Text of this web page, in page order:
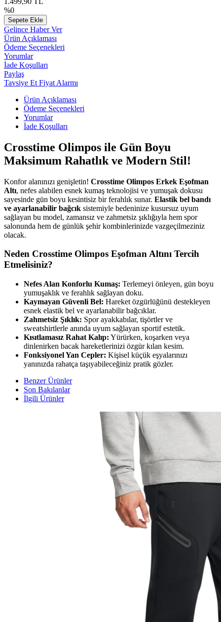
%0
Sepete Ekle
Gelince Haber Ver
Ürün Açıklaması
Ödeme Seçenekleri
Yorumlar
İade Koşulları
Paylaş
Tavsiye Et Fiyat Alarmı
Ürün Açıklaması
Ödeme Seçenekleri
Yorumlar
İade Koşulları
Crosstime Olimpos ile Gün Boyu
Maksimum Rahatlık ve Modern Stil!
Konfor alanınızı genişletin! Crosstime Olimpos Erkek Eşofman
Altı, nefes alabilen esnek kumaş teknolojisi ve yumuşak dokusu
sayesinde gün boyu kesintisiz bir ferahlık sunar. Elastik bel bandı
ve ayarlanabilir bağcık sistemiyle bedeninize kusursuz uyum
sağlayan bu model, zamansız ve zahmetsiz şıklığıyla hem spor
salonunda hem de günlük şehir kombinlerinizde vazgeçilmeziniz
olacak.
Neden Crosstime Olimpos Eşofman Altını Tercih
Etmelisiniz?
Nefes Alan Konforlu Kumaş: Terlemeyi önleyen, gün boyu
yumuşaklık ve ferahlık sağlayan doku.
Kaymayan Güvenli Bel: Hareket özgürlüğünü destekleyen
esnek elastik bel ve ayarlanabilir bağcıklar.
Zahmetsiz Şıklık: Spor ayakkabılar, tişörtler ve
sweatshirtlerle anında uyum sağlayan sportif estetik.
Kısıtlamasız Rahat Kalıp: Yürürken, koşarken veya
dinlenirken bacak hareketlerinizi özgür kılan kesim.
Fonksiyonel Yan Cepler: Kişisel küçük eşyalarınızı
yanınızda rahatça taşıyabileceğiniz pratik gözler.
Benzer Ürünler
Son Bakılanlar
İlgili Ürünler